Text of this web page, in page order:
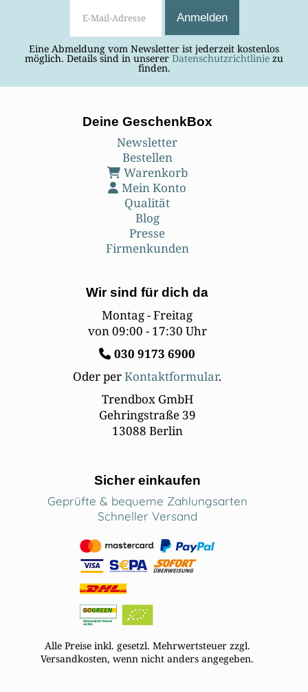
Eine Abmeldung vom Newsletter ist jederzeit kostenlos
möglich. Details sind in unserer Datenschutzrichtlinie zu
finden.
Deine GeschenkBox
Newsletter
Bestellen
Warenkorb
Mein Konto
Qualität
Blog
Presse
Firmenkunden
Wir sind für dich da
Montag - Freitag
von 09:00 - 17:30 Uhr
030 9173 6900
Oder perKontaktformular.
Trendbox GmbH
Gehringstraße 39
13088 Berlin
Sicher einkaufen
Geprüfte & bequeme Zahlungsarten
Schneller Versand
Alle Preise inkl. gesetzl. Mehrwertsteuer zzgl.
Versandkosten, wenn nicht anders angegeben.